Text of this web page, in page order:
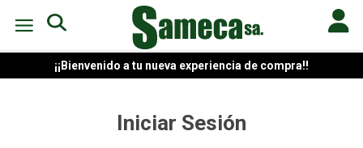
¡¡Bienvenido a tu nueva experiencia de compra!!
Iniciar Sesión